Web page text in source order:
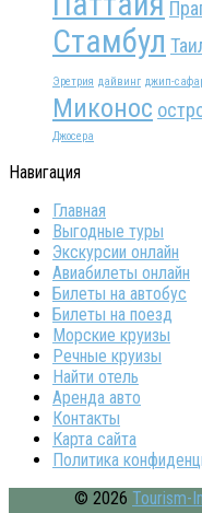
Стамбул
Эретрия дайвинг джип-
Миконос
Джосера
Навигация
Главная
Выгодные туры
Экскурсии онлайн
Авиабилеты онлайн
Билеты на автобус
Билеты на поезд
Морские круизы
Речные круизы
Найти отель
Аренда авто
Контакты
Карта сайта
Политика
© 2026 Tourism-